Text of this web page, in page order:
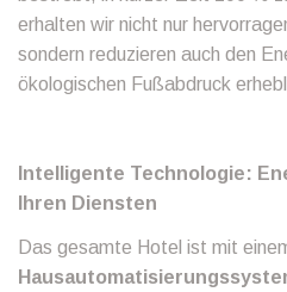
erhalten wir nicht nur
sondern reduzieren auch den
ökologischen Fußabdruck
Intelligente Technologie:
Ihren Diensten
Das gesamte Hotel ist mit